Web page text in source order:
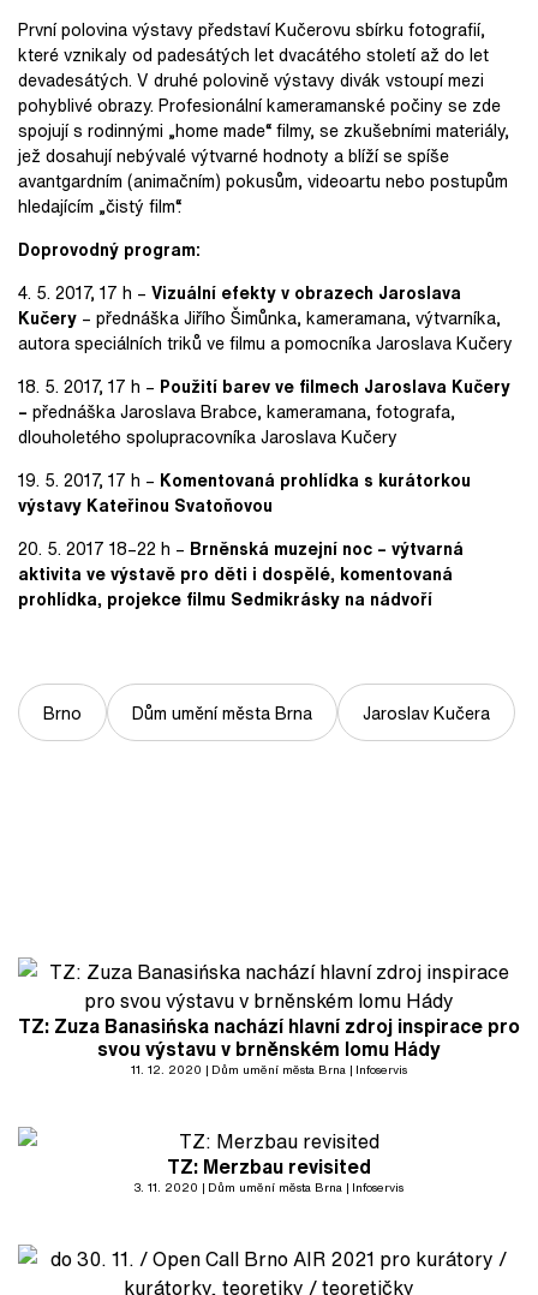
První polovina výstavy představí Kučerovu sbírku fotografií,
které vznikaly od padesátých let dvacátého století až do let
devadesátých. V druhé polovině výstavy divák vstoupí mezi
pohyblivé obrazy. Profesionální kameramanské počiny se zde
spojují s rodinnými „home made“ filmy, se zkušebními materiály,
jež dosahují nebývalé výtvarné hodnoty a blíží se spíše
avantgardním (animačním) pokusům, videoartu nebo postupům
hledajícím „čistý film“.
Doprovodný program:
4. 5. 2017, 17 h – Vizuální efekty v obrazech Jaroslava
Kučery – přednáška Jiřího Šimůnka, kameramana, výtvarníka,
autora speciálních triků ve filmu a pomocníka Jaroslava Kučery
18. 5. 2017, 17 h – Použití barev ve filmech Jaroslava Kučery
– přednáška Jaroslava Brabce, kameramana, fotografa,
dlouholetého spolupracovníka Jaroslava Kučery
19. 5. 2017, 17 h – Komentovaná prohlídka s kurátorkou
výstavy Kateřinou Svatoňovou
20. 5. 2017 18–22 h – Brněnská muzejní noc – výtvarná
aktivita ve výstavě pro děti i dospělé, komentovaná
prohlídka, projekce filmu Sedmikrásky na nádvoří
Brno Dům umění města Brna Jaroslav Kučera
TZ: Zuza Banasińska nachází hlavní zdroj inspirace pro
svou výstavu v brněnském lomu Hády
11. 12. 2020 Dům umění města Brna Infoservis
TZ: Merzbau revisited
3. 11. 2020 Dům umění města Brna Infoservis